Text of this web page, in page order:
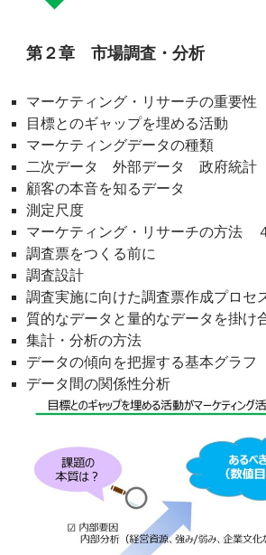
第２章 市場調査・分析
マーケティング・リサーチの重要性
目標とのギャップを埋める活動
マーケティングデータの種類
二次データ 外部データ 政府統計
顧客の本音を知るデータ
測定尺度
マーケティング・リサーチの方法
調査票をつくる前に
調査設計
調査実施に向けた調査票作成プロセ
質的なデータと量的なデータを掛け
集計・分析の方法
データの傾向を把握する基本グラフ
データ間の関係性分析